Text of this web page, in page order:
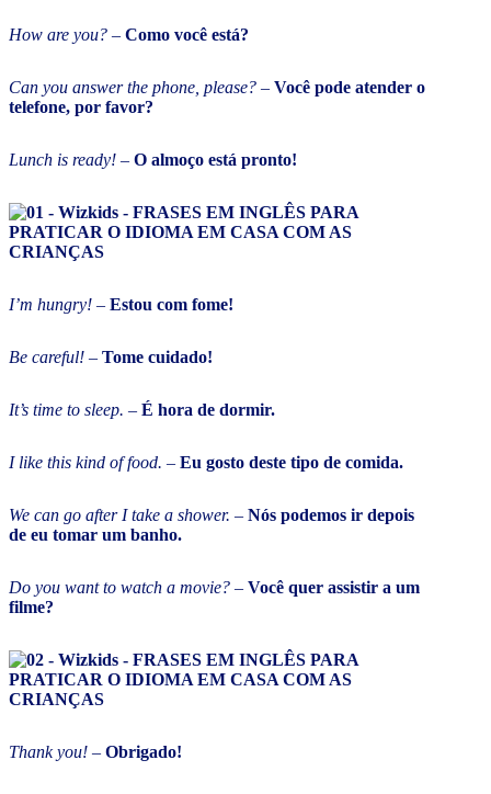
How are you? – Como você está?
Can you answer the phone, please? – Você pode atender o
telefone, por favor?
Lunch is ready! – O almoço está pronto!
I’m hungry! – Estou com fome!
Be careful! – Tome cuidado!
It’s time to sleep. – É hora de dormir.
I like this kind of food. – Eu gosto deste tipo de comida.
We can go after I take a shower. – Nós podemos ir depois
de eu tomar um banho.
Do you want to watch a movie? – Você quer assistir a um
filme?
Thank you! – Obrigado!